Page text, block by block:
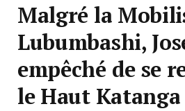
Malgré la
Lubumbashi,
empêché de se
le Haut Katanga